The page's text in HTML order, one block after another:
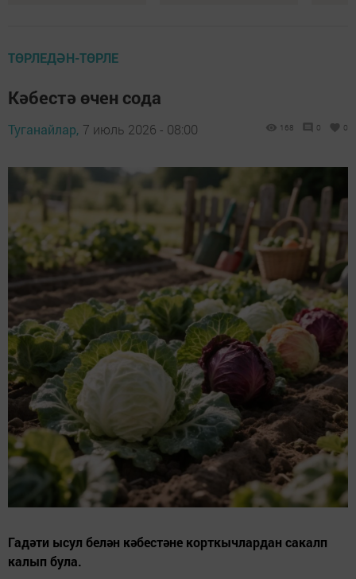
ТӨРЛЕДӘН-ТӨРЛЕ
Кәбестә өчен сода
Туганайлар, 7 июль 2026 - 08:00 168 0 0
Гадәти ысул белән кәбестәне корткычлардан сакалп
калып була.